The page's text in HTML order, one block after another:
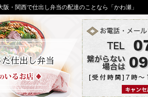
・関西で仕出し弁当の配達のことなら「かわ瀬」